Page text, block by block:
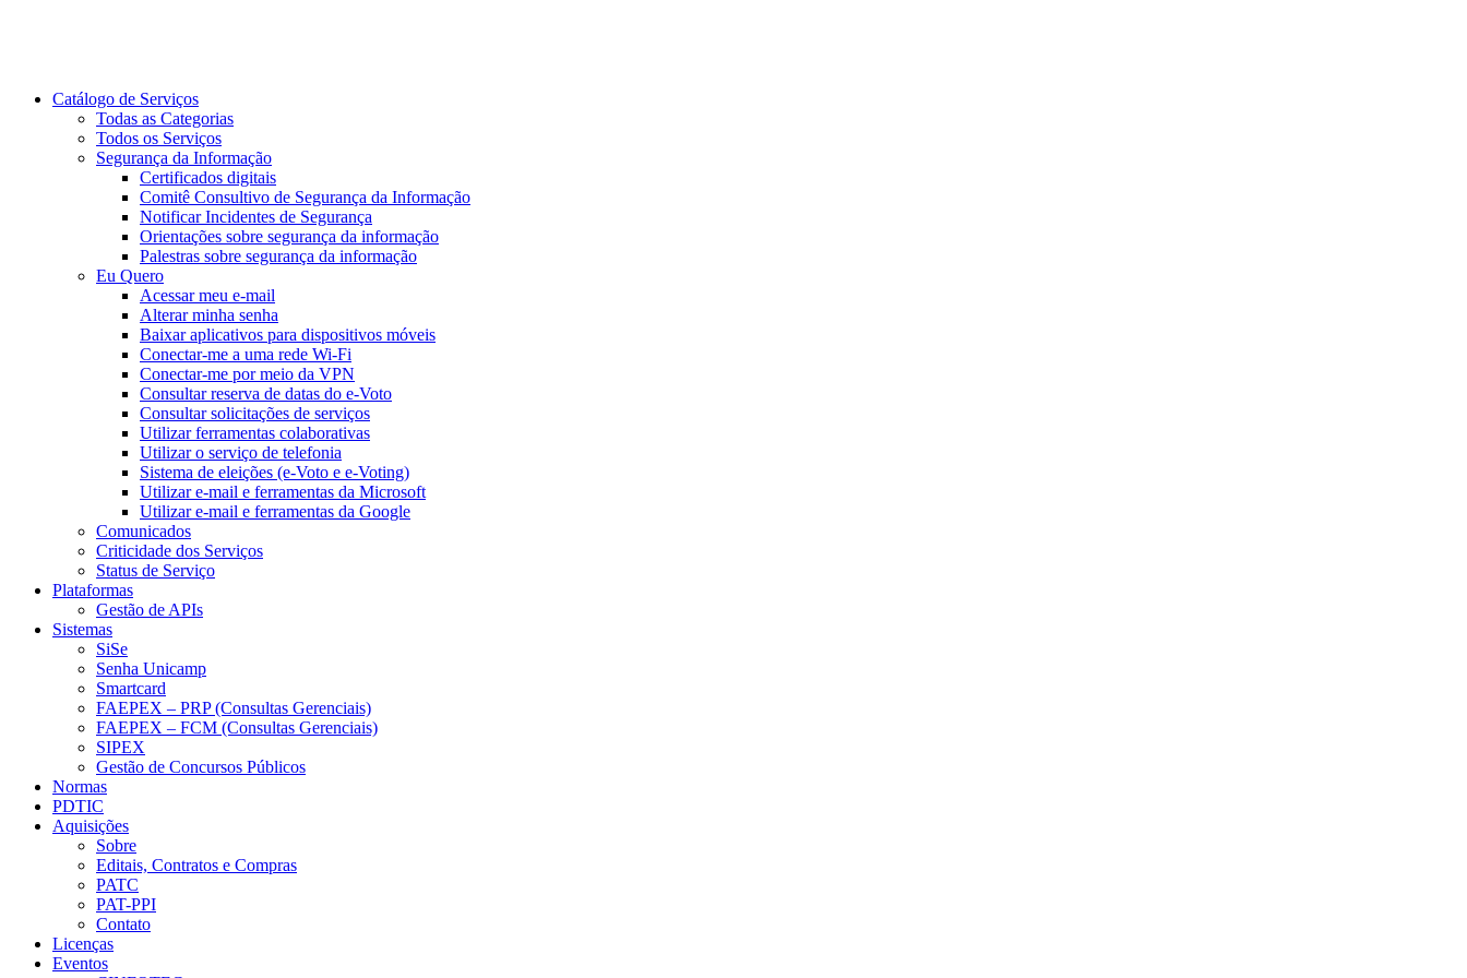
Catálogo de Serviços
Todas as Categorias
Todos os Serviços
Segurança da Informação
Certificados digitais
Comitê Consultivo de Segurança da Informação
Notificar Incidentes de Segurança
Orientações sobre segurança da informação
Palestras sobre segurança da informação
Eu Quero
Acessar meu e-mail
Alterar minha senha
Baixar aplicativos para dispositivos móveis
Conectar-me a uma rede Wi-Fi
Conectar-me por meio da VPN
Consultar reserva de datas do e-Voto
Consultar solicitações de serviços
Utilizar ferramentas colaborativas
Utilizar o serviço de telefonia
Sistema de eleições (e-Voto e e-Voting)
Utilizar e-mail e ferramentas da Microsoft
Utilizar e-mail e ferramentas da Google
Comunicados
Criticidade dos Serviços
Status de Serviço
Plataformas
Gestão de APIs
Sistemas
SiSe
Senha Unicamp
Smartcard
FAEPEX – PRP (Consultas Gerenciais)
FAEPEX – FCM (Consultas Gerenciais)
SIPEX
Gestão de Concursos Públicos
Normas
PDTIC
Aquisições
Sobre
Editais, Contratos e Compras
PATC
PAT-PPI
Contato
Licenças
Eventos